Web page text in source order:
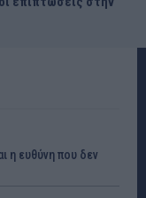
η ευθύνη που δεν